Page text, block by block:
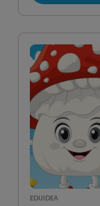
EDUIDEA